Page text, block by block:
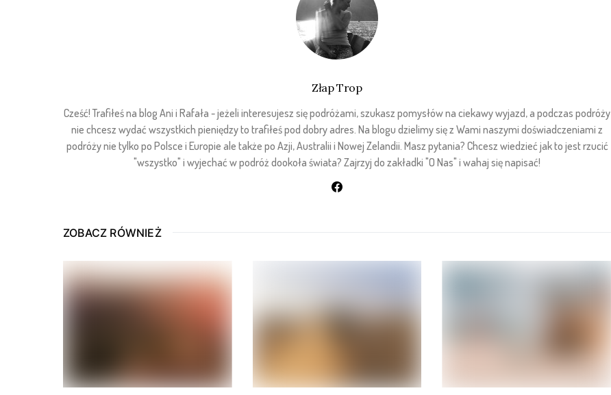
Złap Trop
Cześć! Trafiłeś na blog Ani i Rafała - jeżeli interesujesz się podróżami, szukasz pomysłów na ciekawy wyjazd, a podczas podróży
nie chcesz wydać wszystkich pieniędzy to trafiłeś pod dobry adres. Na blogu dzielimy się z Wami naszymi doświadczeniami z
podróży nie tylko po Polsce i Europie ale także po Azji, Australii i Nowej Zelandii. Masz pytania? Chcesz wiedzieć jak to jest rzucić
"wszystko" i wyjechać w podróż dookoła świata? Zajrzyj do zakładki "O Nas" i wahaj się napisać!
ZOBACZ RÓWNIEŻ